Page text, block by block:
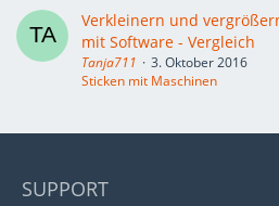
Verkleinern und
mit Software - Vergleich
Tanja711
3. Oktober 2016
Sticken mit Maschinen
SUPPORT